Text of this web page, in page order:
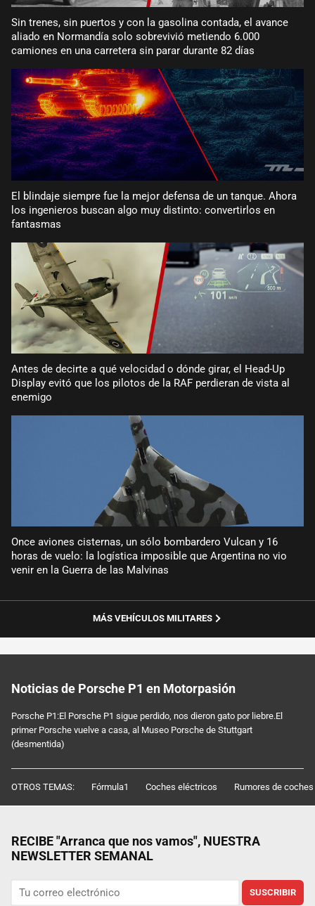
Sin trenes, sin puertos y con la gasolina contada, el avance
aliado en Normandía solo sobrevivió metiendo 6.000
camiones en una carretera sin parar durante 82 días
El blindaje siempre fue la mejor defensa de un tanque. Ahora
los ingenieros buscan algo muy distinto: convertirlos en
fantasmas
Antes de decirte a qué velocidad o dónde girar, el Head-Up
Display evitó que los pilotos de la RAF perdieran de vista al
enemigo
Once aviones cisternas, un sólo bombardero Vulcan y 16
horas de vuelo: la logística imposible que Argentina no vio
venir en la Guerra de las Malvinas
MÁS VEHÍCULOS MILITARES
Noticias de Porsche P1 en Motorpasión
Porsche P1:El Porsche P1 sigue perdido, nos dieron gato por liebre.El
primer Porsche vuelve a casa, al Museo Porsche de Stuttgart
(desmentida)
OTROS TEMAS: Fórmula1 Coches eléctricos Rumores de coches
RECIBE "Arranca que nos vamos", NUESTRA
NEWSLETTER SEMANAL
SUSCRIBIR